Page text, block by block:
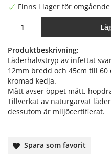
Finns i lager för
Produktbeskrivning:
Läderhalvstryp av infettat
12mm bredd och 45cm till
kromad kedja.
Mått avser öppet mått,
Tillverkat av naturgarvat
dessutom är miljöcertifierat.
Spara som favorit